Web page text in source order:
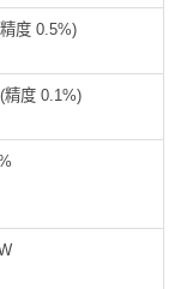
度 0.5%)
精度 0.1%)